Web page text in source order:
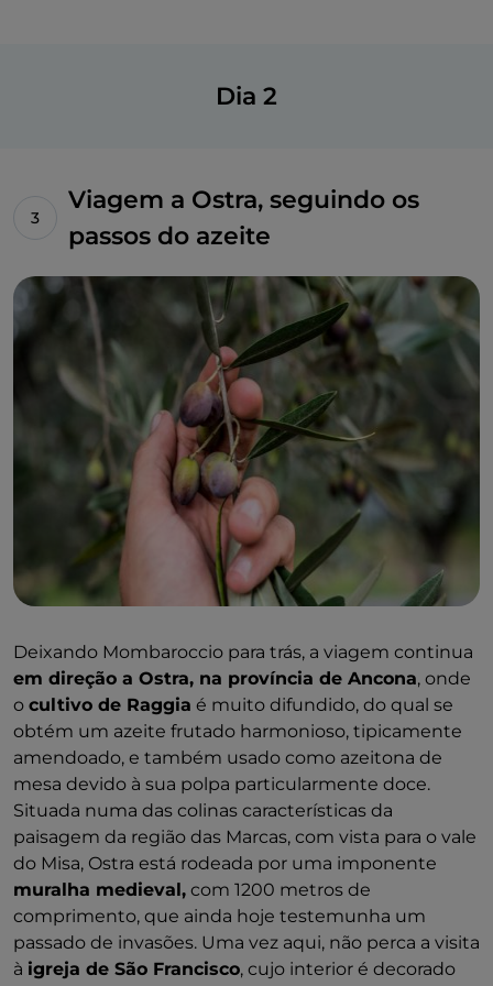
Dia 2
Viagem a Ostra, seguindo os
passos do azeite
Deixando Mombaroccio para trás, a viagem continua
em direção a Ostra, na província de Ancona, onde
o cultivo de Raggia é muito difundido, do qual se
obtém um azeite frutado harmonioso, tipicamente
amendoado, e também usado como azeitona de
mesa devido à sua polpa particularmente doce.
Situada numa das colinas características da
paisagem da região das Marcas, com vista para o vale
do Misa, Ostra está rodeada por uma imponente
muralha medieval, com 1200 metros de
comprimento, que ainda hoje testemunha um
passado de invasões. Uma vez aqui, não perca a visita
à igreja de São Francisco, cujo interior é decorado